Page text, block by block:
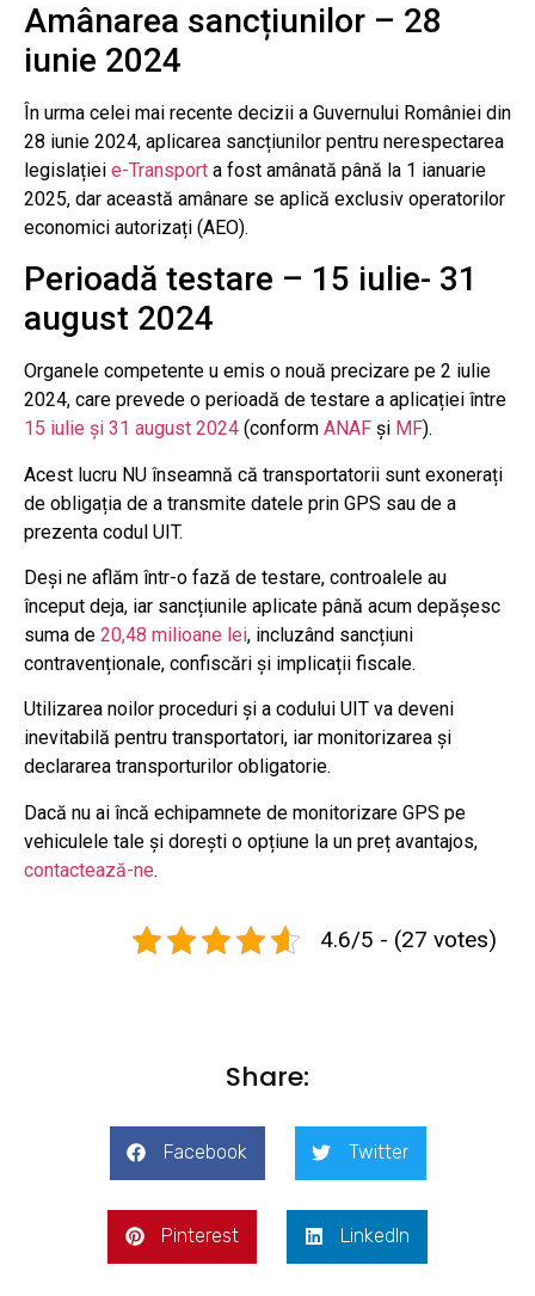
Amânarea sancțiunilor – 28
iunie 2024
În urma celei mai recente decizii a Guvernului României din
28 iunie 2024, aplicarea sancțiunilor pentru nerespectarea
legislației e-Transport a fost amânată până la 1 ianuarie
2025, dar această amânare se aplică exclusiv operatorilor
economici autorizați (AEO).
Perioadă testare – 15 iulie- 31
august 2024
Organele competente u emis o nouă precizare pe 2 iulie
2024, care prevede o perioadă de testare a aplicației între
15 iulie și 31 august 2024 (conform ANAF și MF).
Acest lucru NU înseamnă că transportatorii sunt exonerați
de obligația de a transmite datele prin GPS sau de a
prezenta codul UIT.
Deși ne aflăm într-o fază de testare, controalele au
început deja, iar sancțiunile aplicate până acum depășesc
suma de 20,48 milioane lei, incluzând sancțiuni
contravenționale, confiscări și implicații fiscale.
Utilizarea noilor proceduri și a codului UIT va deveni
inevitabilă pentru transportatori, iar monitorizarea și
declararea transporturilor obligatorie.
Dacă nu ai încă echipamnete de monitorizare GPS pe
vehiculele tale și dorești o opțiune la un preț avantajos,
contactează-ne.
4.6/5 - (27 votes)
Share:
Facebook Twitter
Pinterest LinkedIn